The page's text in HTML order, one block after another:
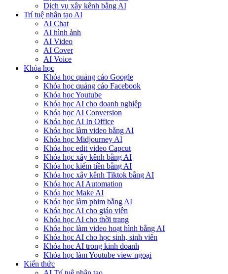
Dịch vụ xây kênh bằng AI
Trí tuệ nhân tạo AI
AI Chat
AI hình ảnh
AI Video
AI Cover
AI Voice
Khóa học
Khóa học quảng cáo Google
Khóa học quảng cáo Facebook
Khóa học Youtube
Khóa học AI cho doanh nghiệp
Khóa học AI Conversion
Khóa học AI In Office
Khóa học làm video bằng AI
Khóa học Midjourney AI
Khóa học edit video Capcut
Khóa học xây kênh bằng AI
Khóa học kiếm tiền bằng AI
Khóa học xây kênh Tiktok bằng AI
Khóa học AI Automation
Khóa học Make AI
Khóa học làm phim bằng AI
Khóa học AI cho giáo viên
Khóa học AI cho thời trang
Khóa học làm video hoạt hình bằng AI
Khóa học AI cho học sinh, sinh viên
Khóa hoc AI trong kinh doanh
Khóa học làm Youtube view ngoại
Kiến thức